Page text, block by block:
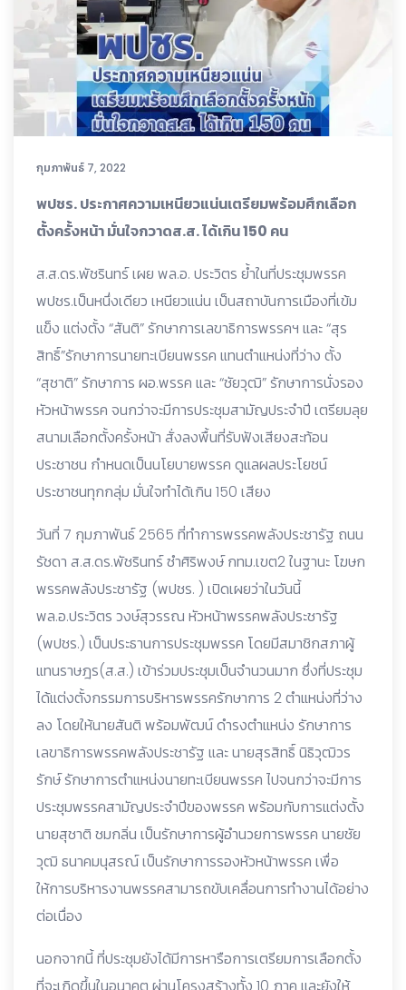
กุมภาพันธ์ 7, 2022
พปชร. ประกาศความเหนียวแน่นเตรียมพร้อมศึกเลือก
ตั้งครั้งหน้า มั่นใจกวาดส.ส. ได้เกิน 150 คน
ส.ส.ดร.พัชรินทร์ เผย พล.อ. ประวิตร ย้ำในที่ประชุมพรรค
พปชร.เป็นหนึ่งเดียว เหนียวแน่น เป็นสถาบันการเมืองที่เข้ม
แข็ง แต่งตั้ง “สันติ” รักษาการเลขาธิการพรรคฯ และ “สุร
สิทธิ์”รักษาการนายทะเบียนพรรค แทนตำแหน่งที่ว่าง ตั้ง
“สุชาติ” รักษาการ ผอ.พรรค และ “ชัยวุฒิ” รักษาการนั่งรอง
หัวหน้าพรรค จนกว่าจะมีการประชุมสามัญประจำปี เตรียมลุย
สนามเลือกตั้งครั้งหน้า สั่งลงพื้นที่รับฟังเสียงสะท้อน
ประชาชน กำหนดเป็นนโยบายพรรค ดูแลผลประโยชน์
ประชาชนทุกกลุ่ม มั่นใจทำได้เกิน 150 เสียง
วันที่ 7 กุมภาพันธ์ 2565 ที่ทำการพรรคพลังประชารัฐ ถนน
รัชดา ส.ส.ดร.พัชรินทร์ ซำศิริพงษ์ กทม.เขต2 ในฐานะ โฆษก
พรรคพลังประชารัฐ (พปชร. ) เปิดเผยว่าในวันนี้
พล.อ.ประวิตร วงษ์สุวรรณ หัวหน้าพรรคพลังประชารัฐ
(พปชร.) เป็นประธานการประชุมพรรค โดยมีสมาชิกสภาผู้
แทนราษฎร(ส.ส.) เข้าร่วมประชุมเป็นจำนวนมาก ซึ่งที่ประชุม
ได้แต่งตั้งกรรมการบริหารพรรครักษาการ 2 ตำแหน่งที่ว่าง
ลง โดยให้นายสันติ พร้อมพัฒน์ ดำรงตำแหน่ง รักษาการ
เลขาธิการพรรคพลังประชารัฐ และ นายสุรสิทธิ์ นิธิวุฒิวร
รักษ์ รักษาการตำแหน่งนายทะเบียนพรรค ไปจนกว่าจะมีการ
ประชุมพรรคสามัญประจำปีของพรรค พร้อมกับการแต่งตั้ง
นายสุชาติ ชมกลิ่น เป็นรักษาการผู้อำนวยการพรรค นายชัย
วุฒิ ธนาคมนุสรณ์ เป็นรักษาการรองหัวหน้าพรรค เพื่อ
ให้การบริหารงานพรรคสามารถขับเคลื่อนการทำงานได้อย่าง
ต่อเนื่อง
นอกจากนี้ ที่ประชุมยังได้มีการหารือการเตรียมการเลือกตั้ง
ที่จะเกิดขึ้นในอนาคต ผ่านโครงสร้างทั้ง 10 ภาค และยังให้